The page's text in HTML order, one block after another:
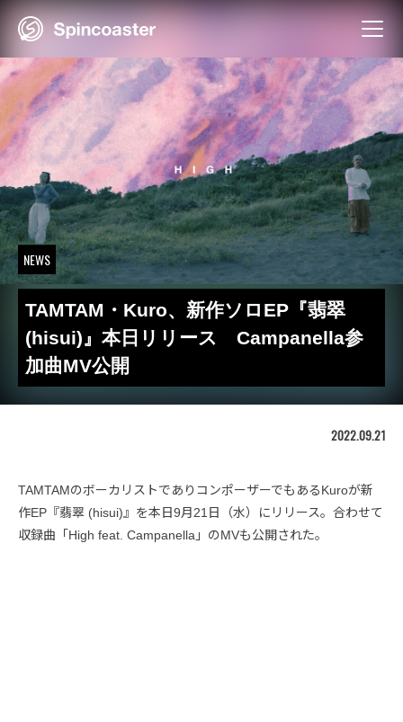
Skip
NEWS
TAMTAM・Kuro、新作ソロEP『翡翠
(hisui)』本日リリース Campanella参
加曲MV公開
2022.09.21
TAMTAMのボーカリストでありコンポーザーでもあるKuroが新
作EP『翡翠 (hisui)』を本日9月21日（水）にリリース。合わせて
収録曲「High feat. Campanella」のMVも公開された。